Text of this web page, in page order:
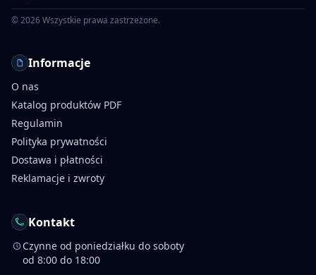
©2026Wszystkie prawa zastrzeżone.
Informacje
O nas
Katalog produktów PDF
Regulamin
Polityka prywatności
Dostawa i płatności
Reklamacje i zwroty
Kontakt
Czynne od poniedziałku do soboty
od 8:00 do 18:00